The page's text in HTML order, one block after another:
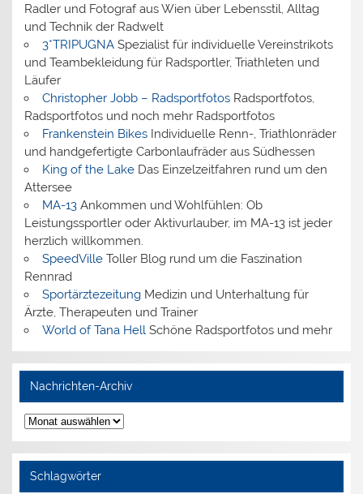
Radler und Fotograf aus Wien über Lebensstil, Alltag
und Technik der Radwelt
3*TRIPUGNASpezialist für individuelle Vereinstrikots
und Teambekleidung für Radsportler, Triathleten und
Läufer
Christopher Jobb – RadsportfotosRadsportfotos,
Radsportfotos und noch mehr Radsportfotos
Frankenstein BikesIndividuelle Renn-, Triathlonräder
und handgefertigte Carbonlaufräder aus Südhessen
King of the LakeDas Einzelzeitfahren rund um den
Attersee
MA-13Ankommen und Wohlfühlen: Ob
Leistungssportler oder Aktivurlauber, im MA-13 ist jeder
herzlich willkommen.
SpeedVilleToller Blog rund um die Faszination
Rennrad
SportärztezeitungMedizin und Unterhaltung für
Ärzte, Therapeuten und Trainer
World of Tana HellSchöne Radsportfotos und mehr
Nachrichten-Archiv
Nachrichten-
Archiv
Schlagwörter